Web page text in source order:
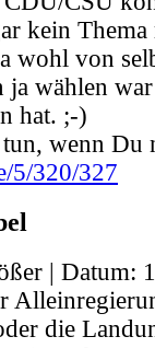
kein Thema
wohl von
ja wählen
hat. ;-)
wenn
5/320/327
| Datum:
die